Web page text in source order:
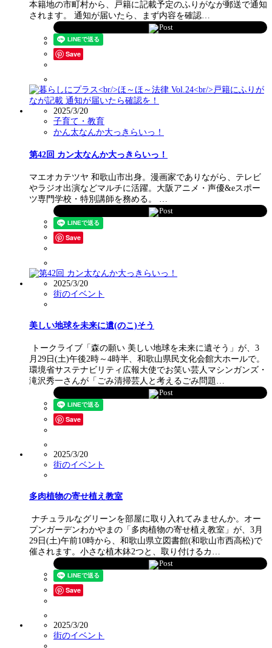
本籍地の市町村から、戸籍に記載予定のふりがなが郵送で通知
されます。 通知が届いたら、まず内容を確認…
Post
Save
2025/3/20
子育て・教育
かん太なんか大っきらいっ！
第42回 カン太なんか大っきらいっ！
マエオカテツヤ 和歌山市出身。漫画家でありながら、テレビ
やラジオ出演などマルチに活躍。大阪アニメ・声優&eスポー
ツ専門学校・特別講師を務める。 …
Post
Save
2025/3/20
街のイベント
美しい地球を未来に遺(のこ)そう
トークライブ「森の願い 美しい地球を未来に遺そう」が、3
月29日(土)午後2時～4時半、和歌山県民文化会館大ホールで。
環境省サステナビリティ広報大使でお笑い芸人マシンガンズ・
滝沢秀一さんが「ごみ清掃芸人と考えるごみ問題…
Post
Save
2025/3/20
街のイベント
多肉植物の寄せ植え教室
ナチュラルなグリーンを部屋に取り入れてみませんか。オー
プンガーデンわかやまの「多肉植物の寄せ植え教室」が、3月
29日(土)午前10時から、和歌山県立図書館(和歌山市西高松)で
催されます。小さな植木鉢2つと、取り付けるカ…
Post
Save
2025/3/20
街のイベント